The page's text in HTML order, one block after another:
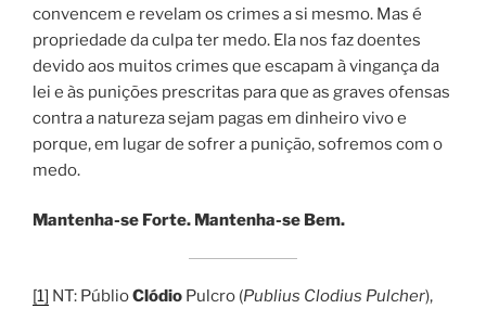
convencem e revelam os crimes a si mesmo. Mas é
propriedade da culpa ter medo. Ela nos faz doentes
devido aos muitos crimes que escapam à vingança da
lei e às punições prescritas para que as graves ofensas
contra a natureza sejam pagas em dinheiro vivo e
porque, em lugar de sofrer a punição, sofremos com o
medo.
Mantenha-se Forte. Mantenha-se Bem.
[1] NT: PúblioClódio Pulcro (Publius Clodius Pulcher),